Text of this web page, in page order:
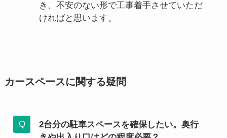
き、不安のない形で工事着手させていただ
ければと思います。
カースペースに関する疑問
2台分の駐車スペースを確保したい。奥行